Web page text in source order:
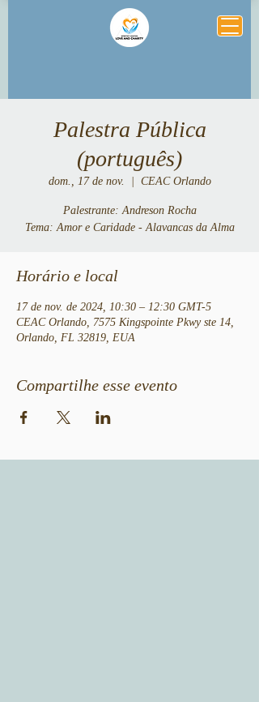
Palestra Pública
(português)
dom., 17 de nov. CEAC Orlando
Palestrante: Andreson Rocha
Tema: Amor e Caridade - Alavancas da Alma
Horário e local
17 de nov. de 2024, 10:30 – 12:30 GMT-5
CEAC Orlando, 7575 Kingspointe Pkwy ste 14,
Orlando, FL 32819, EUA
Compartilhe esse evento